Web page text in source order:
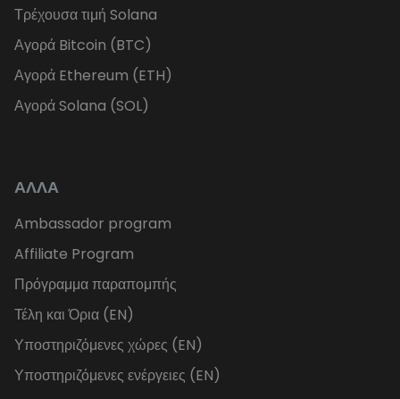
Τρέχουσα τιμή Solana
Αγορά Bitcoin (BTC)
Αγορά Ethereum (ETH)
Αγορά Solana (SOL)
ΑΛΛΑ
Ambassador program
Affiliate Program
Πρόγραμμα παραπομπής
Τέλη και Όρια (EN)
Υποστηριζόμενες χώρες (EN)
Υποστηριζόμενες ενέργειες (EN)